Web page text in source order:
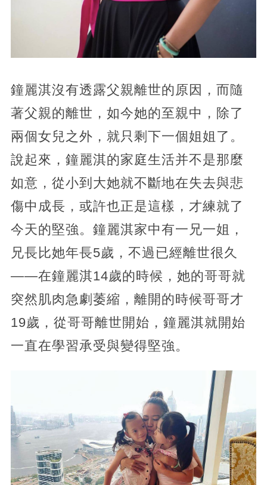
鐘麗淇沒有透露父親離世的原因，而隨
著父親的離世，如今她的至親中，除了
兩個女兒之外，就只剩下一個姐姐了。
說起來，鐘麗淇的家庭生活并不是那麼
如意，從小到大她就不斷地在失去與悲
傷中成長，或許也正是這樣，才練就了
今天的堅強。鐘麗淇家中有一兄一姐，
兄長比她年長5歲，不過已經離世很久
——在鐘麗淇14歲的時候，她的哥哥就
突然肌肉急劇萎縮，離開的時候哥哥才
19歲，從哥哥離世開始，鐘麗淇就開始
一直在學習承受與變得堅強。